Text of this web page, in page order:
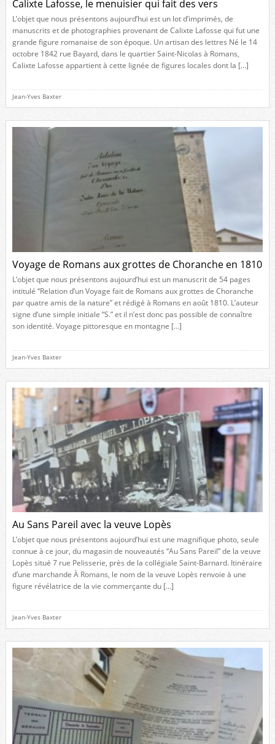
Calixte Lafosse, le menuisier qui fait des vers
L’objet que nous présentons aujourd’hui est un lot d’imprimés, de
manuscrits et de photographies provenant de Calixte Lafosse qui fut une
grande figure romanaise de son époque. Un artisan des lettres Né le 14
octobre 1842 rue Bayard, dans le quartier Saint-Nicolas à Romans,
Calixte Lafosse appartient à cette lignée de figures locales dont la […]
Jean-Yves Baxter
Voyage de Romans aux grottes de Choranche en 1810
L’objet que nous présentons aujourd’hui est un manuscrit de 54 pages
intitulé “Relation d’un Voyage fait de Romans aux grottes de Choranche
par quatre amis de la nature” et rédigé à Romans en août 1810. L’auteur
signe d’une simple initiale “S.” et il n’est donc pas possible de connaître
son identité. Voyage pittoresque en montagne […]
Jean-Yves Baxter
Au Sans Pareil avec la veuve Lopès
L’objet que nous présentons aujourd’hui est une magnifique photo, seule
connue à ce jour, du magasin de nouveautés “Au Sans Pareil” de la veuve
Lopès situé 7 rue Pelisserie, près de la collégiale Saint-Barnard. Itinéraire
d’une marchande À Romans, le nom de la veuve Lopès renvoie à une
figure révélatrice de la vie commerçante du […]
Jean-Yves Baxter